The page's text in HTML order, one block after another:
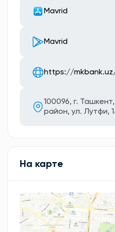
Мavrid
Мavrid
https://
100096, г.
район, ул. Лутфи,
На карте